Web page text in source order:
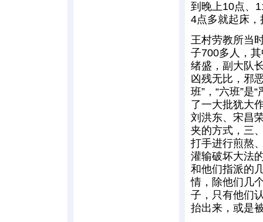
到晚上10点、
4点多就起床
王村劳教所当
子700多人，
绪盛，副大队
凶残无比，邪
班”，“六班”是
了一大批犹大
刘洪东、宋昌
夹的方式，三
打手进行煎熬
灌输破坏大法
和他们指派的
情，除他们几
子，只有他们
抬出来，或是